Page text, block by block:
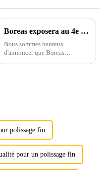
Boreas exposera au 4e Salon international des abrasifs et du meulage de Chine 2017
Nous sommes heureux
d'annoncer que Boreas
polissage fin
pour un polissage fin